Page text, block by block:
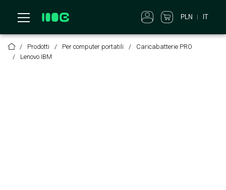
PLN IT
Prodotti Per computer portatili
Caricabatterie PRO
Lenovo IBM